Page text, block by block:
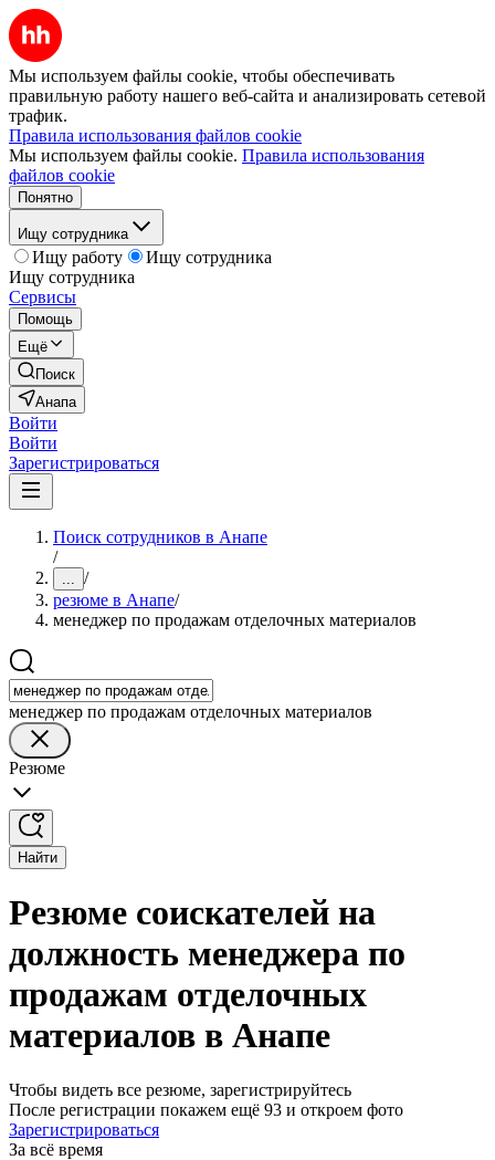
Мы используем файлы cookie, чтобы обеспечивать
правильную работу нашего веб-сайта и анализировать сетевой
трафик.
Правила использования файлов cookie
Мы используем файлы cookie. Правила использования
файлов cookie
Понятно
Ищу сотрудника
Ищу работу
Ищу сотрудника
Ищу сотрудника
Сервисы
Помощь
Ещё
Поиск
Анапа
Войти
Войти
Зарегистрироваться
Поиск сотрудников в Анапе
/
... /
резюме в Анапе/
менеджер по продажам отделочных материалов
менеджер по продажам отделочных материалов
Резюме
Найти
Резюме соискателей на
должность менеджера по
продажам отделочных
материалов в Анапе
Чтобы видеть все резюме, зарегистрируйтесь
После регистрации покажем ещё 93 и откроем фото
Зарегистрироваться
За всё время